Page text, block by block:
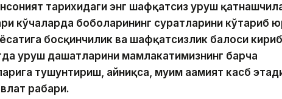
тарихидаги энг шафқатсиз уруш
кўчаларда боболарининг суратларини кўтариб
босқинчилик ва шафқатсизлик балоси
уруш даҳшатларини мамлакатимизнинг барча
тушунтириш, айниқса, муҳим аҳамият касб
раҳбари.